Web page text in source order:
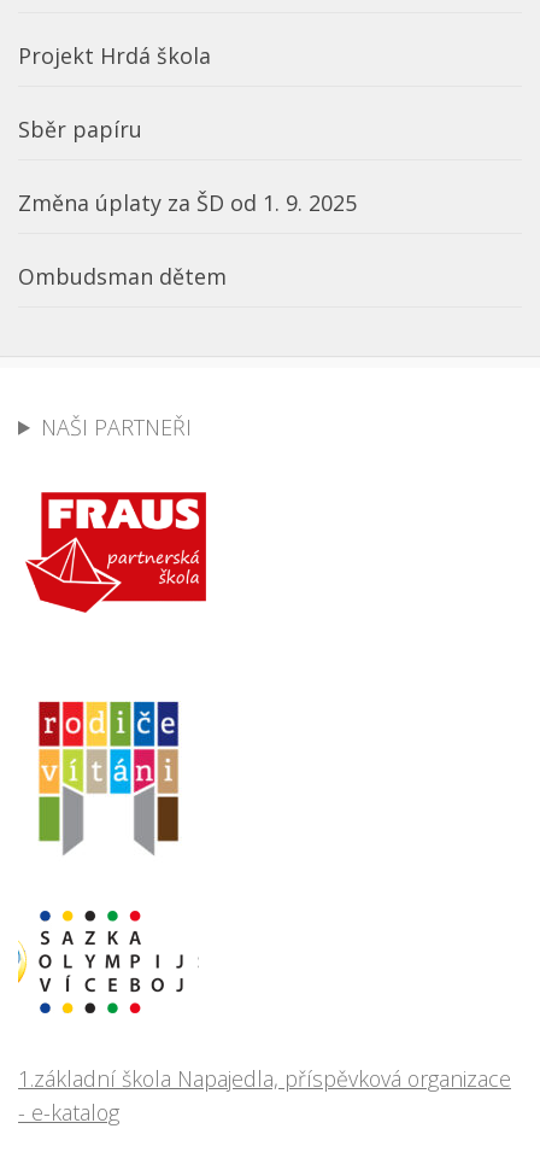
Projekt Hrdá škola
Sběr papíru
Změna úplaty za ŠD od 1. 9. 2025
Ombudsman dětem
NAŠI PARTNEŘI
1.základní škola Napajedla, příspěvková organizace
- e-katalog